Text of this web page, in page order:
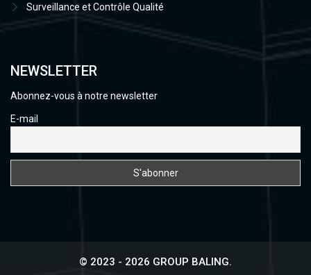
Surveillance et Contrôle Qualité
NEWSLETTER
Abonnez-vous à notre newsletter
E-mail
© 2023 - 2026 GROUP BALING.